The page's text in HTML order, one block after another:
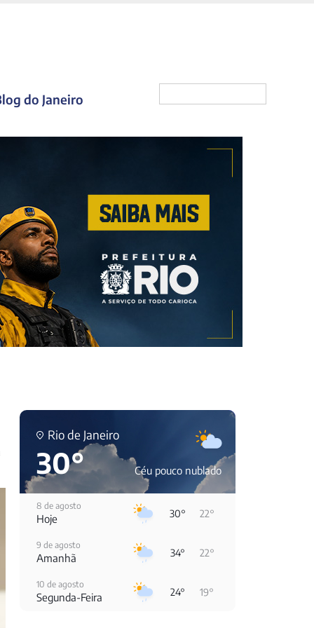
do Janeiro
Rio de Janeiro
30° Céu pouco nublado
8 de agosto
Hoje 30° 22°
9 de agosto
Amanhã 34° 22°
10 de agosto
Segunda-Feira 24° 19°